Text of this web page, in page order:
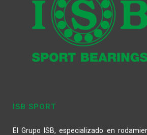
ISB SPORT
El Grupo ISB, especializado en